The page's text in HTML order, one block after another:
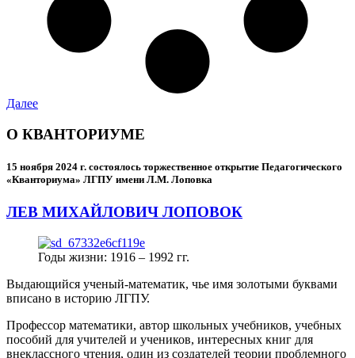
Далее
О КВАНТОРИУМЕ
15 ноября 2024 г. состоялось торжественное открытие Педагогического
«Кванториума» ЛГПУ имени Л.М. Лоповка
ЛЕВ МИХАЙЛОВИЧ ЛОПОВОК
Годы жизни: 1916 – 1992 гг.
Выдающийся ученый-математик, чье имя золотыми буквами
вписано в историю ЛГПУ.
Профессор математики, автор школьных учебников, учебных
пособий для учителей и учеников, интересных книг для
внеклассного чтения, один из создателей теории проблемного